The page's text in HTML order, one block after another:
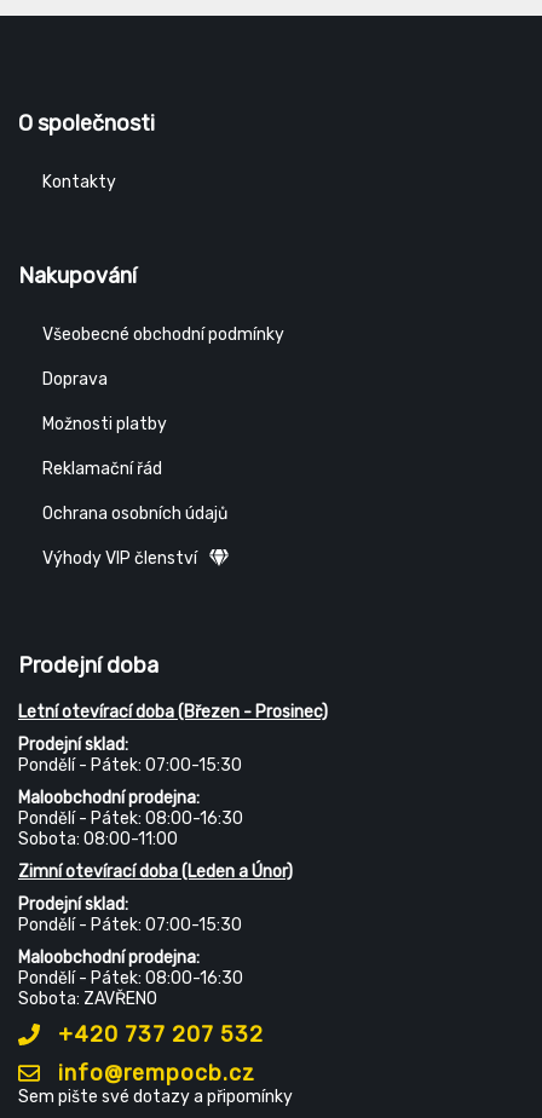
O společnosti
Kontakty
Nakupování
Všeobecné obchodní podmínky
Doprava
Možnosti platby
Reklamační řád
Ochrana osobních údajů
Výhody VIP členství
Prodejní doba
Letní otevírací doba (Březen - Prosinec)
Prodejní sklad:
Pondělí - Pátek: 07:00-15:30
Maloobchodní prodejna:
Pondělí - Pátek: 08:00-16:30
Sobota: 08:00-11:00
Zimní otevírací doba (Leden a Únor)
Prodejní sklad:
Pondělí - Pátek: 07:00-15:30
Maloobchodní prodejna:
Pondělí - Pátek: 08:00-16:30
Sobota: ZAVŘENO
+420 737 207 532
info@rempocb.cz
Sem pište své dotazy a připomínky